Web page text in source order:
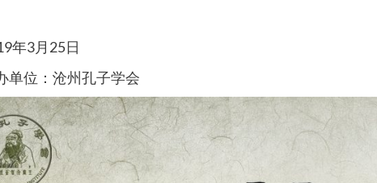
年3月25日
单位：沧州孔子学会